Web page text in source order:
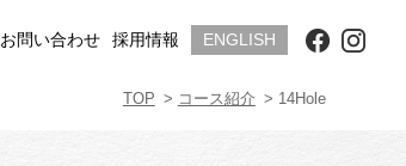
お問い合わせ 採用情報 ENGLISH
TOP コース紹介 14Hole